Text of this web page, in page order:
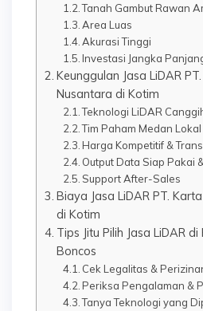
Tanah Gambut Rawan
Area Luas
Akurasi Tinggi
Investasi Jangka
Keunggulan Jasa LiDAR
Nusantara di Kotim
Teknologi LiDAR
Tim Paham Medan Lokal
Harga Kompetitif &
Output Data Siap Pakai
Support After-Sales
Biaya Jasa LiDAR PT.
di Kotim
Tips Jitu Pilih Jasa LiDAR
Boncos
Cek Legalitas &
Periksa Pengalaman &
Tanya Teknologi yang